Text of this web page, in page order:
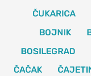
ČUKARICA
BOJNIK
BOSILEGRAD
ČAČAK